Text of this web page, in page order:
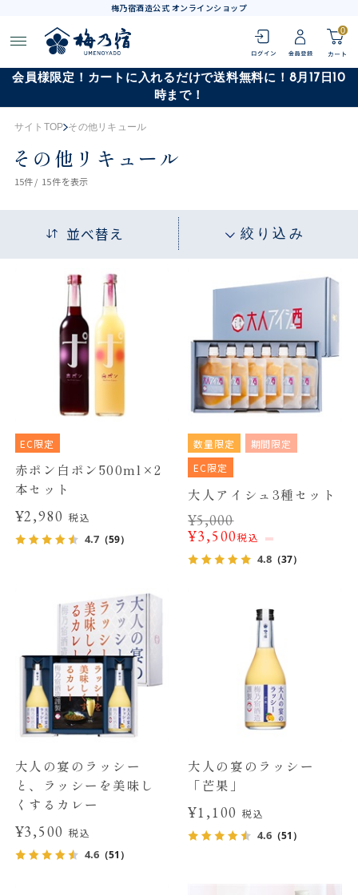
梅乃宿酒造公式 オンラインショップ
0
会員様限定！カートに入れるだけで送料無料に！8月17日10
時まで！
サイトTOP その他リキュール
その他リキュール
15件 / 15件を表示
並べ替え 絞り込み
EC限定
赤ポン白ポン500ml×2
本セット
¥2,980税込
4.7（59）
数量限定
期間限定
EC限定
大人アイシュ3種セット
¥5,000
¥3,500税込
4.8 （37）
大人の宴のラッシー
と、ラッシーを美味し
くするカレー
¥3,500税込
4.6（51）
大人の宴のラッシー
「芒果」
¥1,100 税込
4.6 （51）